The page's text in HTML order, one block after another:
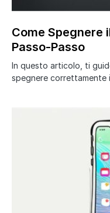
Come Spegnere
Passo-Passo
In questo articolo, ti
spegnere correttamente